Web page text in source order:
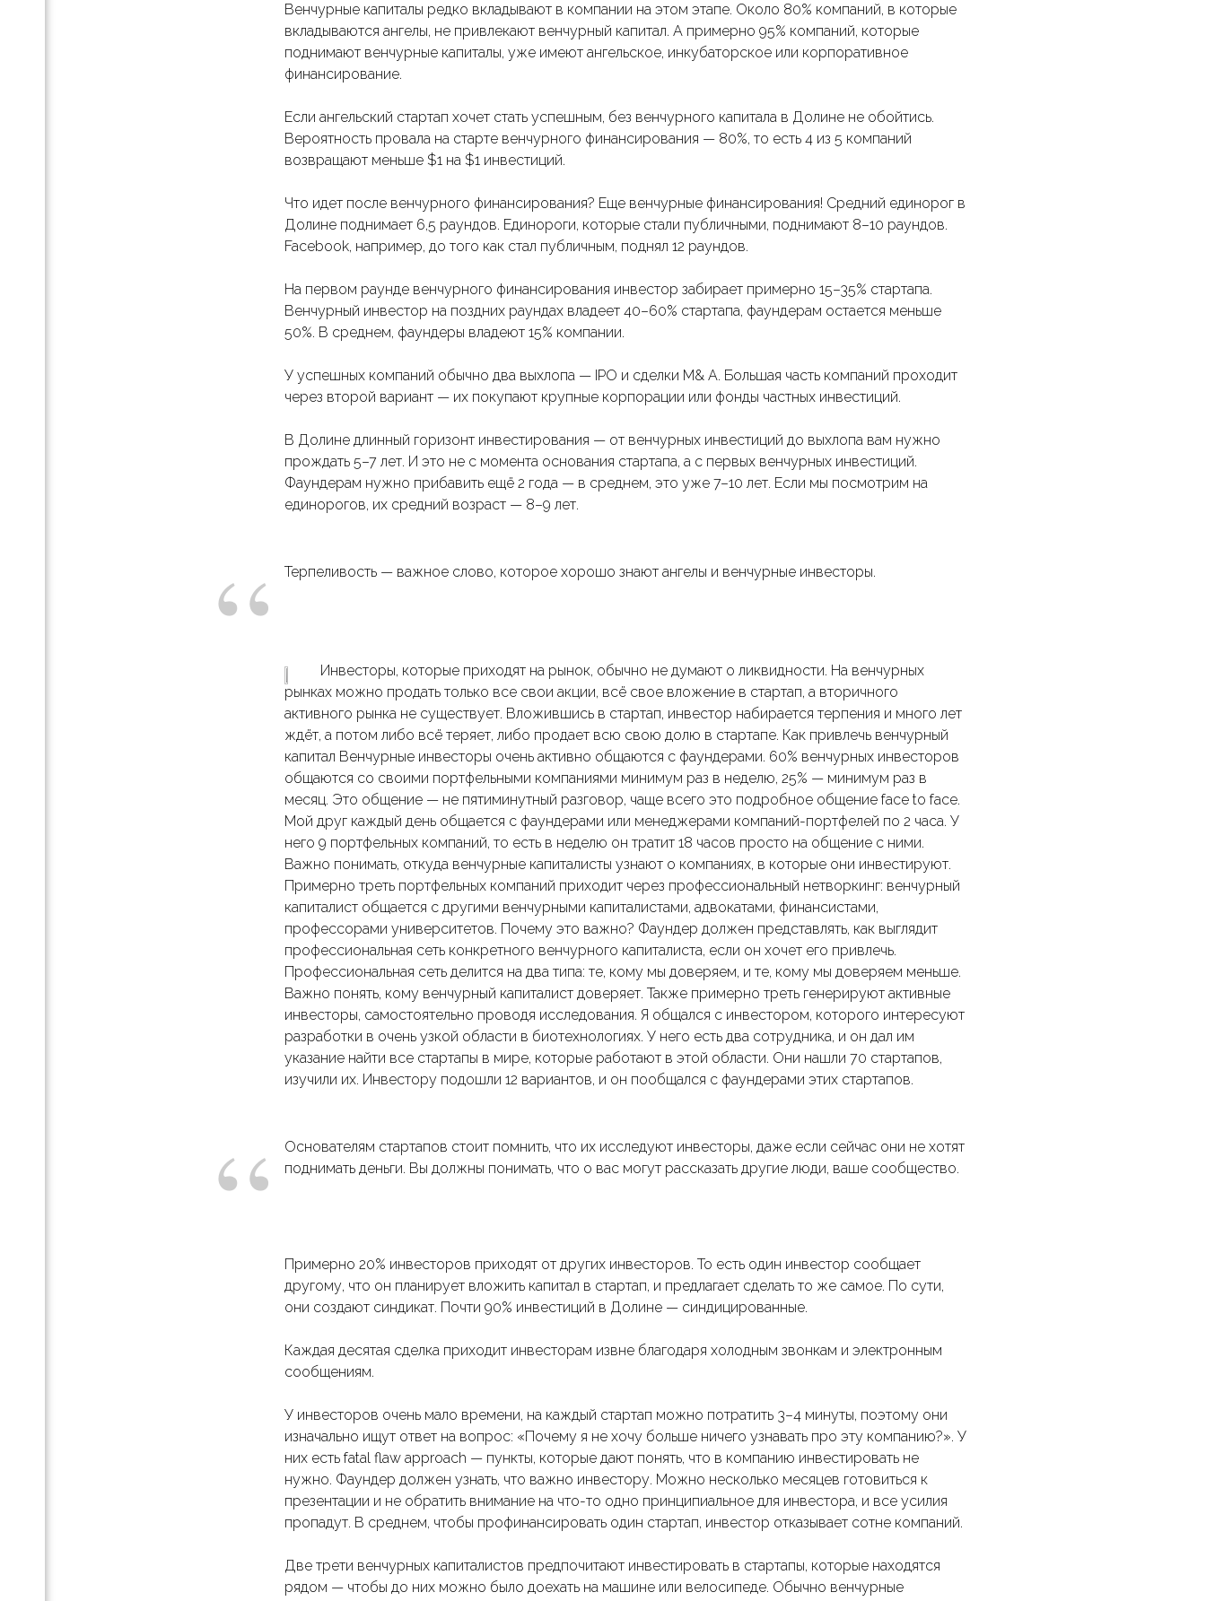
Венчурные капиталы редко вкладывают в компании на этом этапе. Около 80% компаний, в которые
вкладываются ангелы, не привлекают венчурный капитал. А примерно 95% компаний, которые
поднимают венчурные капиталы, уже имеют ангельское, инкубаторское или корпоративное
финансирование.
Если ангельский стартап хочет стать успешным, без венчурного капитала в Долине не обойтись.
Вероятность провала на старте венчурного финансирования — 80%, то есть 4 из 5 компаний
возвращают меньше $1 на $1 инвестиций.
Что идет после венчурного финансирования? Еще венчурные финансирования! Средний единорог в
Долине поднимает 6,5 раундов. Единороги, которые стали публичными, поднимают 8–10 раундов.
Facebook, например, до того как стал публичным, поднял 12 раундов.
На первом раунде венчурного финансирования инвестор забирает примерно 15–35% стартапа.
Венчурный инвестор на поздних раундах владеет 40–60% стартапа, фаундерам остается меньше
50%. В среднем, фаундеры владеют 15% компании.
У успешных компаний обычно два выхлопа — IPO и сделки M& A. Большая часть компаний проходит
через второй вариант — их покупают крупные корпорации или фонды частных инвестиций.
В Долине длинный горизонт инвестирования — от венчурных инвестиций до выхлопа вам нужно
прождать 5–7 лет. И это не с момента основания стартапа, а с первых венчурных инвестиций.
Фаундерам нужно прибавить ещё 2 года — в среднем, это уже 7–10 лет. Если мы посмотрим на
единорогов, их средний возраст — 8–9 лет.
“ Терпеливость — важное слово, которое хорошо знают ангелы и венчурные инвесторы.
Инвесторы, которые приходят на рынок, обычно не думают о ликвидности. На венчурных
рынках можно продать только все свои акции, всё свое вложение в стартап, а вторичного
активного рынка не существует. Вложившись в стартап, инвестор набирается терпения и много лет
ждёт, а потом либо всё теряет, либо продает всю свою долю в стартапе. Как привлечь венчурный
капитал Венчурные инвесторы очень активно общаются с фаундерами. 60% венчурных инвесторов
общаются со своими портфельными компаниями минимум раз в неделю, 25% — минимум раз в
месяц. Это общение — не пятиминутный разговор, чаще всего это подробное общение face to face.
Мой друг каждый день общается с фаундерами или менеджерами компаний-портфелей по 2 часа. У
него 9 портфельных компаний, то есть в неделю он тратит 18 часов просто на общение с ними.
Важно понимать, откуда венчурные капиталисты узнают о компаниях, в которые они инвестируют.
Примерно треть портфельных компаний приходит через профессиональный нетворкинг: венчурный
капиталист общается с другими венчурными капиталистами, адвокатами, финансистами,
профессорами университетов. Почему это важно? Фаундер должен представлять, как выглядит
профессиональная сеть конкретного венчурного капиталиста, если он хочет его привлечь.
Профессиональная сеть делится на два типа: те, кому мы доверяем, и те, кому мы доверяем меньше.
Важно понять, кому венчурный капиталист доверяет. Также примерно треть генерируют активные
инвесторы, самостоятельно проводя исследования. Я общался с инвестором, которого интересуют
разработки в очень узкой области в биотехнологиях. У него есть два сотрудника, и он дал им
указание найти все стартапы в мире, которые работают в этой области. Они нашли 70 стартапов,
изучили их. Инвестору подошли 12 вариантов, и он пообщался с фаундерами этих стартапов.
“
Основателям стартапов стоит помнить, что их исследуют инвесторы, даже если сейчас они не хотят
поднимать деньги. Вы должны понимать, что о вас могут рассказать другие люди, ваше сообщество.
Примерно 20% инвесторов приходят от других инвесторов. То есть один инвестор сообщает
другому, что он планирует вложить капитал в стартап, и предлагает сделать то же самое. По сути,
они создают синдикат. Почти 90% инвестиций в Долине — синдицированные.
Каждая десятая сделка приходит инвесторам извне благодаря холодным звонкам и электронным
сообщениям.
У инвесторов очень мало времени, на каждый стартап можно потратить 3–4 минуты, поэтому они
изначально ищут ответ на вопрос: «Почему я не хочу больше ничего узнавать про эту компанию?». У
них есть fatal flaw approach — пункты, которые дают понять, что в компанию инвестировать не
нужно. Фаундер должен узнать, что важно инвестору. Можно несколько месяцев готовиться к
презентации и не обратить внимание на что-то одно принципиальное для инвестора, и все усилия
пропадут. В среднем, чтобы профинансировать один стартап, инвестор отказывает сотне компаний.
Две трети венчурных капиталистов предпочитают инвестировать в стартапы, которые находятся
рядом — чтобы до них можно было доехать на машине или велосипеде. Обычно венчурные